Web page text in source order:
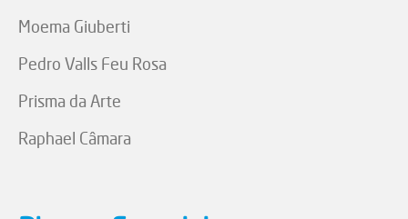
Moema Giuberti
Pedro Valls Feu Rosa
Prisma da Arte
Raphael Câmara